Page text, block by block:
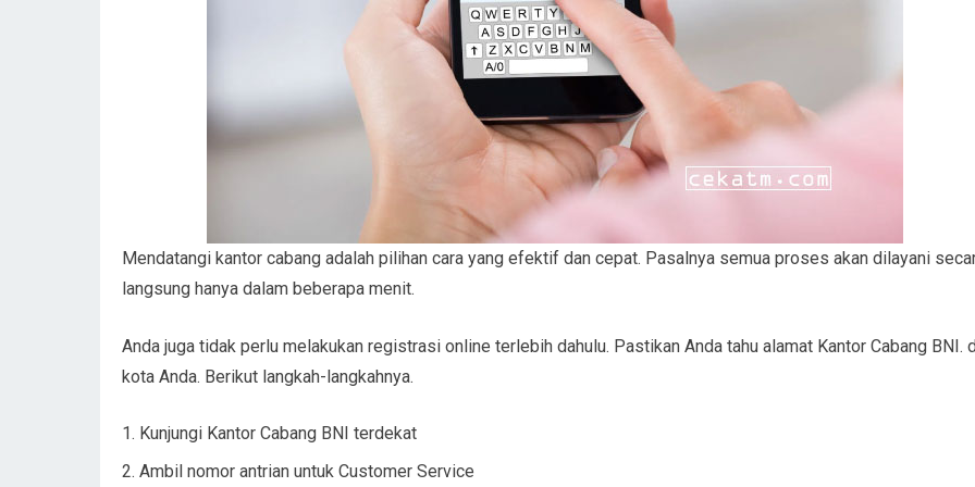
Mendatangi kantor cabang adalah pilihan cara yang efektif dan cepat. Pasalnya semua proses akan dilayani
langsung hanya dalam beberapa menit.
Anda juga tidak perlu melakukan registrasi online terlebih dahulu. Pastikan Anda tahu alamat Kantor Cabang BNI.
kota Anda. Berikut langkah-langkahnya.
Kunjungi Kantor Cabang BNI terdekat
Ambil nomor antrian untuk Customer Service